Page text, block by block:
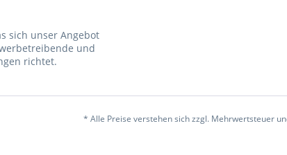
sich unser Angebot
und
richtet.
* Alle Preise verstehen sich zzgl. Mehrwertsteuer